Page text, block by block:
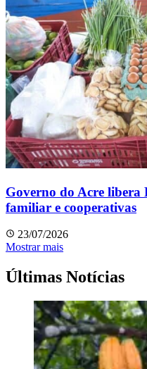
Governo do Acre
familiar e cooperativas
23/07/2026
Mostrar mais
Últimas Notícias